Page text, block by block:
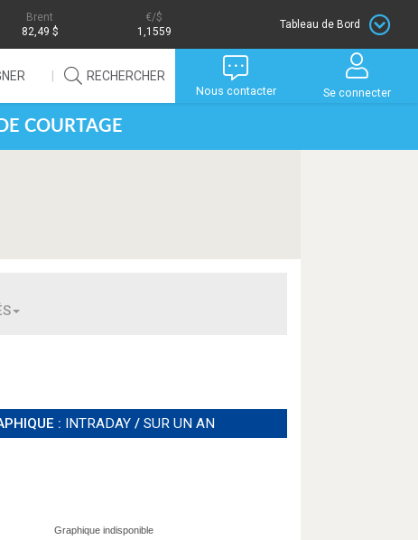
Brent
82,49 $
/$
1,1559
Tableau de Bord
RECHERCHER
Nous contacter Se connecter
COURTAGE
: INTRADAY /SUR UN AN